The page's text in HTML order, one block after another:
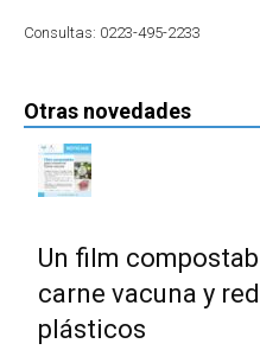
Consultas: 0223-495-2233
Otras novedades
Un film
carne vacuna y
plásticos